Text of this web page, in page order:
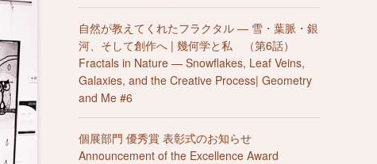
自然が教えてくれたフラクタル ― 雪・葉脈・銀
河、そして創作へ | 幾何学と私 （第6話）
Fractals in Nature — Snowflakes, Leaf Veins,
Galaxies, and the Creative Process| Geometry
and Me #6
個展部門 優秀賞 表彰式のお知らせ
Announcement of the Excellence Award